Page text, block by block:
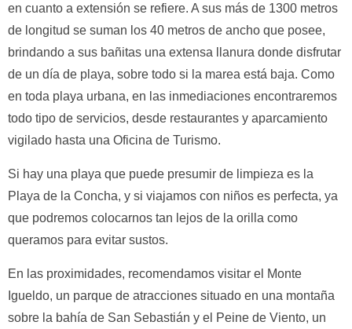
en cuanto a extensión se refiere. A sus más de 1300 metros
de longitud se suman los 40 metros de ancho que posee,
brindando a sus bañitas una extensa llanura donde disfrutar
de un día de playa, sobre todo si la marea está baja. Como
en toda playa urbana, en las inmediaciones encontraremos
todo tipo de servicios, desde restaurantes y aparcamiento
vigilado hasta una Oficina de Turismo.
Si hay una playa que puede presumir de limpieza es la
Playa de la Concha, y si viajamos con niños es perfecta, ya
que podremos colocarnos tan lejos de la orilla como
queramos para evitar sustos.
En las proximidades, recomendamos visitar el Monte
Igueldo, un parque de atracciones situado en una montaña
sobre la bahía de San Sebastián y el Peine de Viento, un